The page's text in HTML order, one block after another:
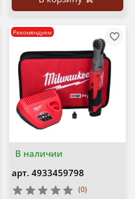
В наличии
Рекомендуем
арт. 4933459798
(0)